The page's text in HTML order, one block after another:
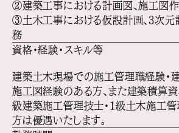
②建築工事における計画図、施工図
③土木工事における仮設計画、3次元
務
資格・経験・スキル等
建築土木現場での施工管理職経験・建
施工図経験のある方、また建築積算資
級建築施工管理技士・1級土木施工
方は優遇いたします。